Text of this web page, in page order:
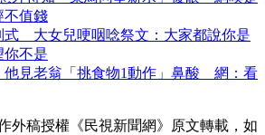
不值錢
式 大女兒哽咽唸祭文：大家都說你是
你不是
他見老翁「挑食物1動作」鼻酸 網：看
外稿授權《民視新聞網》原文轉載，如